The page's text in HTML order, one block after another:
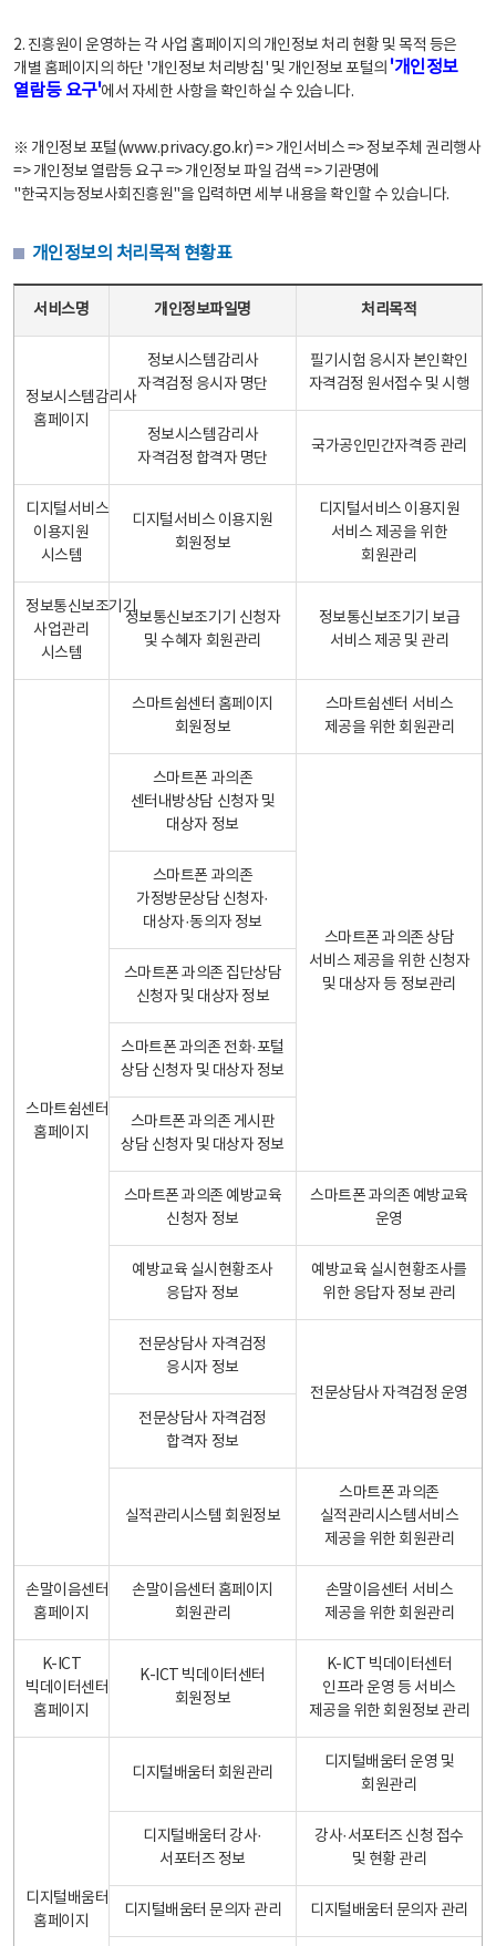
2. 진흥원이 운영하는 각 사업 홈페이지의 개인정보 처리 현황 및 목적 등은
개별 홈페이지의 하단 '개인정보 처리방침' 및 개인정보 포털의 '개인정보
열람등 요구'에서 자세한 사항을 확인하실 수 있습니다.
※ 개인정보 포털(www.privacy.go.kr) => 개인서비스 => 정보주체 권리행사
=> 개인정보 열람등 요구 => 개인정보 파일 검색 => 기관명에
"한국지능정보사회진흥원"을 입력하면 세부 내용을 확인할 수 있습니다.
개인정보의 처리목적 현황표
서비스명 개인정보파일명 처리목적
정보시스템감리사
홈페이지
정보시스템감리사
자격검정 응시자 명단
필기시험 응시자 본인확인
자격검정 원서접수 및 시행
정보시스템감리사
자격검정 합격자 명단
국가공인민간자격증 관리
디지털서비스
이용지원
시스템
디지털서비스 이용지원
회원정보
디지털서비스 이용지원
서비스 제공을 위한
회원관리
정보통신보조기기
사업관리
시스템
정보통신보조기기 신청자
및 수혜자 회원관리
정보통신보조기기 보급
서비스 제공 및 관리
스마트쉼센터
홈페이지
스마트쉼센터 홈페이지
회원정보
스마트쉼센터 서비스
제공을 위한 회원관리
스마트폰 과의존
센터내방상담 신청자 및
대상자 정보
스마트폰 과의존 상담
서비스 제공을 위한 신청자
및 대상자 등 정보관리
스마트폰 과의존
가정방문상담 신청자·
대상자·동의자 정보
스마트폰 과의존 집단상담
신청자 및 대상자 정보
스마트폰 과의존 전화·포털
상담 신청자 및 대상자 정보
스마트폰 과의존 게시판
상담 신청자 및 대상자 정보
스마트폰 과의존 예방교육
신청자 정보
스마트폰 과의존 예방교육
운영
예방교육 실시현황조사
응답자 정보
예방교육 실시현황조사를
위한 응답자 정보 관리
전문상담사 자격검정
응시자 정보
전문상담사 자격검정 운영
전문상담사 자격검정
합격자 정보
실적관리시스템 회원정보
스마트폰 과의존
실적관리시스템서비스
제공을 위한 회원관리
손말이음센터
홈페이지
손말이음센터 홈페이지
회원관리
손말이음센터 서비스
제공을 위한 회원관리
K-ICT
빅데이터센터
홈페이지
K-ICT 빅데이터센터
회원정보
K-ICT 빅데이터센터
인프라 운영 등 서비스
제공을 위한 회원정보 관리
디지털배움터
홈페이지
디지털배움터 회원관리
디지털배움터 운영 및
회원관리
디지털배움터 강사·
서포터즈 정보
강사·서포터즈 신청 접수
및 현황 관리
디지털배움터 문의자 관리 디지털배움터 문의자 관리